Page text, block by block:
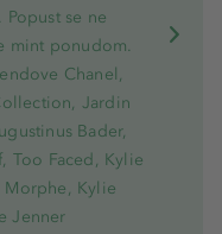
se ne
mint ponudom.
Chanel,
Jardin
Bader,
Too Faced, Kylie
Morphe, Kylie
Jenner